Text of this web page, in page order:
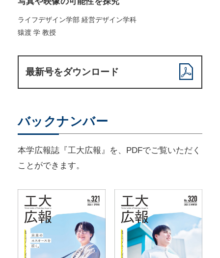
ライフデザイン学部 経営デザイン学科
猿渡 学 教授
最新号をダウンロード
バックナンバー
本学広報誌『工大広報』を、PDFでご覧いただく
ことができます。